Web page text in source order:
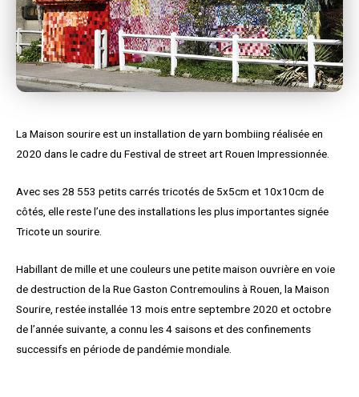
La Maison sourire est un installation de yarn bombiing réalisée en
2020 dans le cadre du Festival de street art Rouen Impressionnée.
Avec ses 28 553 petits carrés tricotés de 5x5cm et 10x10cm de
côtés, elle reste l’une des installations les plus importantes signée
Tricote un sourire.
Habillant de mille et une couleurs une petite maison ouvrière en voie
de destruction de la Rue Gaston Contremoulins à Rouen, la Maison
Sourire, restée installée 13 mois entre septembre 2020 et octobre
de l’année suivante, a connu les 4 saisons et des confinements
successifs en période de pandémie mondiale.